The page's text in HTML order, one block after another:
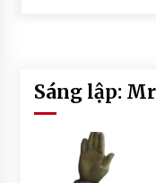
H
O
Ạ
Sáng lập: